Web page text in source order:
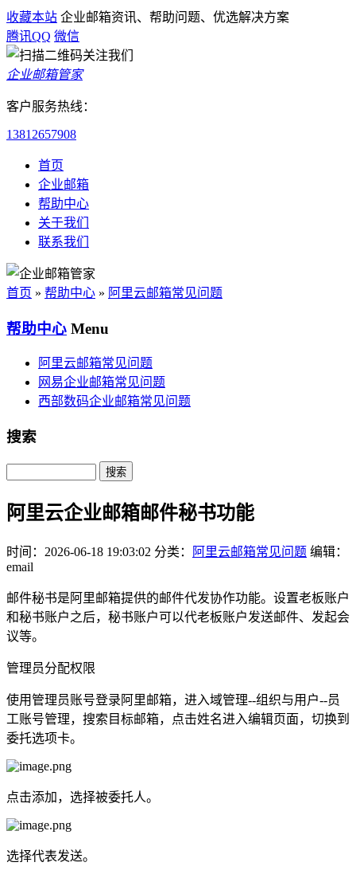
收藏本站 企业邮箱资讯、帮助问题、优选解决方案
腾讯QQ 微信
企业邮箱管家
客户服务热线：
13812657908
首页
企业邮箱
帮助中心
关于我们
联系我们
首页 » 帮助中心 » 阿里云邮箱常见问题
帮助中心 Menu
阿里云邮箱常见问题
网易企业邮箱常见问题
西部数码企业邮箱常见问题
搜索
Search
阿里云企业邮箱邮件秘书功能
时间：2026-06-18 19:03:02 分类： 阿里云邮箱常见问题 编辑：
email
邮件秘书是阿里邮箱提供的邮件代发协作功能。设置老板账户
和秘书账户之后，秘书账户可以代老板账户发送邮件、发起会
议等。
管理员分配权限
使用管理员账号登录阿里邮箱，进入域管理--组织与用户--员
工账号管理，搜索目标邮箱，点击姓名进入编辑页面，切换到
委托选项卡。
点击添加，选择被委托人。
选择代表发送。